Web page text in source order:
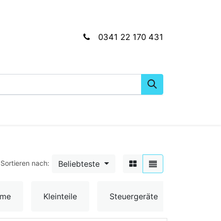
0341 22 170 431
Sortieren nach: Beliebteste
Kleinteile Steuergeräte